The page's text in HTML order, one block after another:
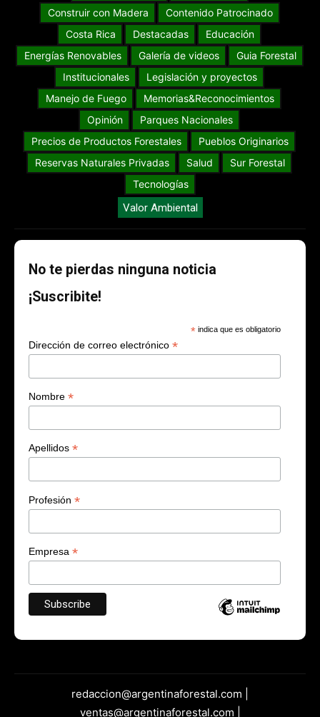
Construir con Madera
Contenido Patrocinado
Costa Rica
Destacadas
Educación
Energías Renovables
Galería de videos
Guia Forestal
Institucionales
Legislación y proyectos
Manejo de Fuego
Memorias&Reconocimientos
Opinión
Parques Nacionales
Precios de Productos Forestales
Pueblos Originarios
Reservas Naturales Privadas
Salud
Sur Forestal
Tecnologías
Valor Ambiental
No te pierdas ninguna noticia
¡Suscribite!
* indica que es obligatorio
Dirección de correo electrónico *
Nombre *
Apellidos *
Profesión *
Empresa *
redaccion@argentinaforestal.com |
ventas@argentinaforestal.com |